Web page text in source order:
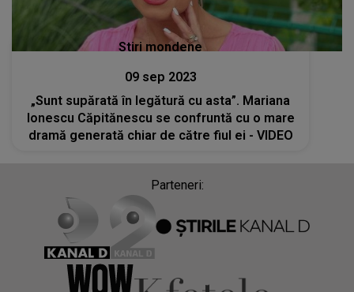
Stiri mondene
09 sep 2023
„Sunt supărată în legătură cu asta”. Mariana
Ionescu Căpitănescu se confruntă cu o mare
dramă generată chiar de către fiul ei - VIDEO
Parteneri: